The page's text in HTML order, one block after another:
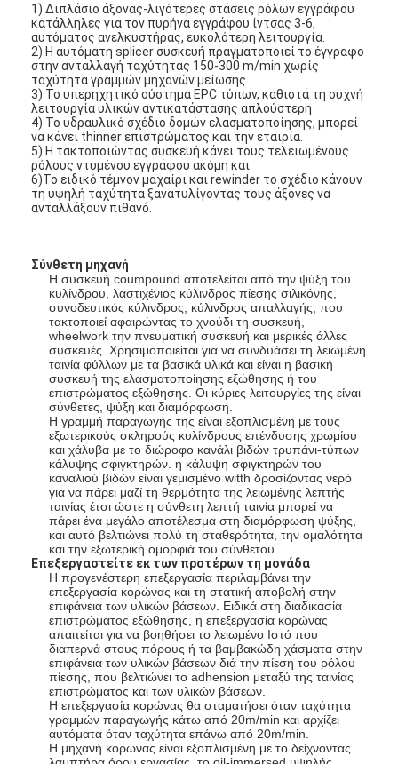
Σπίτι
Προϊόντα
Περίπου εμείς
Γύρος εργοστασίων
Ποιοτικός έλεγχος
Μας ελάτε σε επαφή με
Νέα
Μηχανή ελασματοποίησης επιστρώματος εξώθησης
Μηχανή τοποθέτησης σε στρώματα εξώθησης
μηχανή τοποθέτησης σε στρώματα ταινιών
πλαστική μηχανή ελασματοποίησης
Μηχανή ελασματοποίησης επιστρώματος
1)Διπλάσιο άξονας-λιγότερες στάσεις ρόλων εγγράφου
κατάλληλες για τον πυρήνα εγγράφου ίντσας 3-6,
αυτόματος ανελκυστήρας, ευκολότερη λειτουργία.
2) Η αυτόματη splicer συσκευή πραγματοποιεί το έγγραφο
στην ανταλλαγή ταχύτητας 150-300 m/min χωρίς
ταχύτητα γραμμών μηχανών μείωσης
3) Το υπερηχητικό σύστημα EPC τύπων, καθιστά τη συχνή
λειτουργία υλικών αντικατάστασης απλούστερη
4) Το υδραυλικό σχέδιο δομών ελασματοποίησης, μπορεί
να κάνει thinner επιστρώματος και την εταιρία.
5) Η τακτοποιώντας συσκευή κάνει τους τελειωμένους
ρόλους ντυμένου εγγράφου ακόμη και
6)Το ειδικό τέμνον μαχαίρι και rewinder το σχέδιο κάνουν
τη υψηλή ταχύτητα ξανατυλίγοντας τους άξονες να
ανταλλάξουν πιθανό.
Σύνθετη μηχανή
Η συσκευή coumpound αποτελείται από την ψύξη του
κυλίνδρου, λαστιχένιος κύλινδρος πίεσης σιλικόνης,
συνοδευτικός κύλινδρος, κύλινδρος απαλλαγής, που
τακτοποιεί αφαιρώντας το χνούδι τη συσκευή,
wheelwork την πνευματική συσκευή και μερικές άλλες
συσκευές. Χρησιμοποιείται για να συνδυάσει τη λειωμένη
ταινία φύλλων με τα βασικά υλικά και είναι η βασική
συσκευή της ελασματοποίησης εξώθησης ή του
επιστρώματος εξώθησης. Οι κύριες λειτουργίες της είναι
σύνθετες, ψύξη και διαμόρφωση.
Η γραμμή παραγωγής της είναι εξοπλισμένη με τους
εξωτερικούς σκληρούς κυλίνδρους επένδυσης χρωμίου
και χάλυβα με το διώροφο κανάλι βιδών τρυπάνι-τύπων
κάλυψης σφιγκτηρών. η κάλυψη σφιγκτηρών του
καναλιού βιδών είναι γεμισμένο witth δροσίζοντας νερό
για να πάρει μαζί τη θερμότητα της λειωμένης λεπτής
ταινίας έτσι ώστε η σύνθετη λεπτή ταινία μπορεί να
πάρει ένα μεγάλο αποτέλεσμα στη διαμόρφωση ψύξης,
και αυτό βελτιώνει πολύ τη σταθερότητα, την ομαλότητα
και την εξωτερική ομορφιά του σύνθετου.
Επεξεργαστείτε εκ των προτέρων τη μονάδα
Η προγενέστερη επεξεργασία περιλαμβάνει την
επεξεργασία κορώνας και τη στατική αποβολή στην
επιφάνεια των υλικών βάσεων. Ειδικά στη διαδικασία
επιστρώματος εξώθησης, η επεξεργασία κορώνας
απαιτείται για να βοηθήσει το λειωμένο Ιστό που
διαπερνά στους πόρους ή τα βαμβακώδη χάσματα στην
επιφάνεια των υλικών βάσεων διά την πίεση του ρόλου
πίεσης, που βελτιώνει το adhension μεταξύ της ταινίας
επιστρώματος και των υλικών βάσεων.
Η επεξεργασία κορώνας θα σταματήσει όταν ταχύτητα
γραμμών παραγωγής κάτω από 20m/min και αρχίζει
αυτόματα όταν ταχύτητα επάνω από 20m/min.
Η μηχανή κορώνας είναι εξοπλισμένη με το δείχνοντας